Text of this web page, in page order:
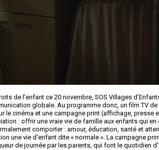
de l'enfant ce 20 novembre, SOS Villages
globale. Au programme donc, un film TV de
le cinéma et une campagne print (affichage, presse
: offrir une vraie vie de famille aux enfants qui en
comporter : amour, éducation, santé et
une vie d'enfant dite « normale ». La campagne
de journée par les parents, qui font le quotidien